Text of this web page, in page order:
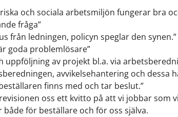
och sociala arbetsmiljön fungerar bra
fråga”
från ledningen, policyn speglar den synen.”
goda problemlösare”
uppföljning av projekt bl.a. via
avvikelsehantering och dessa
finns med och tar beslut.”
oss ett kvitto på att vi jobbar som
både för beställare och för oss själva.